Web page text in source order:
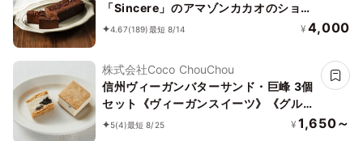
「Sincere」のアマゾンカカオのショコ
ラテリーヌ
4.67(189)最短 8/14 ¥ 4,000
株式会社Coco ChouChou
信州ヴィーガンバターサンド・巨峰 3個
セット《ヴィーガンスイーツ》《グルテ
ンフリー》
5(4)最短 8/25 ¥ 1,650～